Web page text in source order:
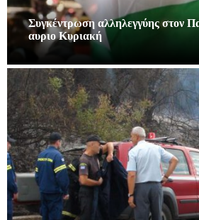
Συγκέντρωση αλληλεγγύης στον
αυριο Κυριακή